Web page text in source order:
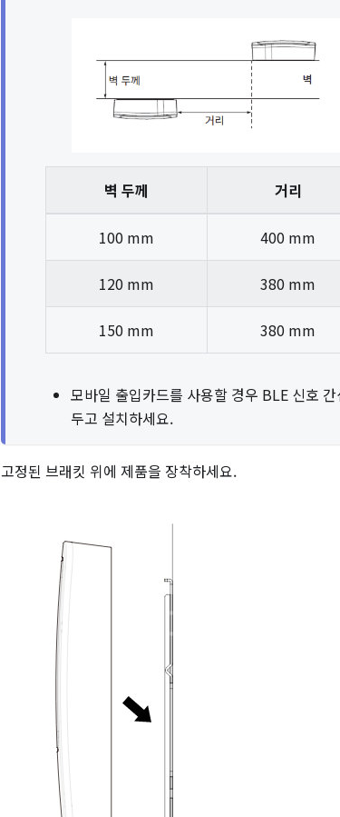
벽 두께 거리
100 mm 400 mm
120 mm 380 mm
150 mm 380 mm
모바일 출입카드를 사용할 경우 BLE 신호
두고 설치하세요.
고정된 브래킷 위에 제품을 장착하세요.